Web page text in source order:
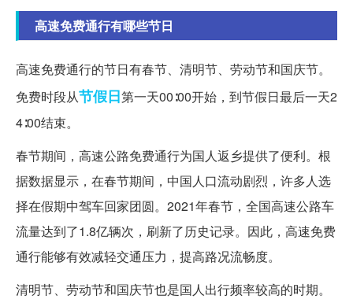
高速免费通行有哪些节日
高速免费通行的节日有春节、清明节、劳动节和国庆节。
免费时段从节假日第一天00∶00开始，到节假日最后一天2
4∶00结束。
春节期间，高速公路免费通行为国人返乡提供了便利。根
据数据显示，在春节期间，中国人口流动剧烈，许多人选
择在假期中驾车回家团圆。2021年春节，全国高速公路车
流量达到了1.8亿辆次，刷新了历史记录。因此，高速免费
通行能够有效减轻交通压力，提高路况流畅度。
清明节、劳动节和国庆节也是国人出行频率较高的时期。